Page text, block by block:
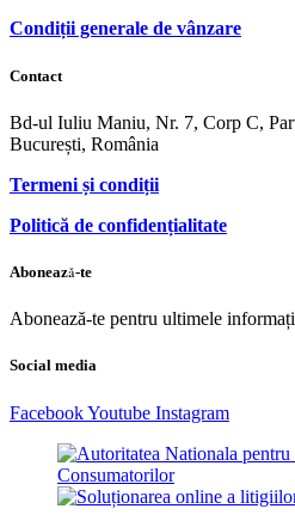
Condiții generale de vânzare
Contact
Bd-ul Iuliu Maniu, Nr. 7, Corp C,
București, România
Termeni și condiții
Politică de confidențialitate
Abonează-te
Abonează-te pentru ultimele
Social media
FacebookYoutube Instagram